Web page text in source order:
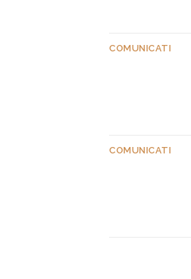
COMUNICATI
COMUNICATI